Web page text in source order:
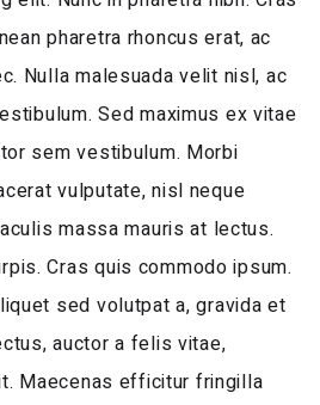
pharetra rhoncus erat, ac
Nulla malesuada velit nisl, ac
Sed maximus ex vitae
sem vestibulum. Morbi
vulputate, nisl neque
massa mauris at lectus.
Cras quis commodo ipsum.
sed volutpat a, gravida et
auctor a felis vitae,
Maecenas efficitur fringilla